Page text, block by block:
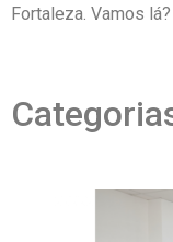
Fortaleza. Vamos lá?